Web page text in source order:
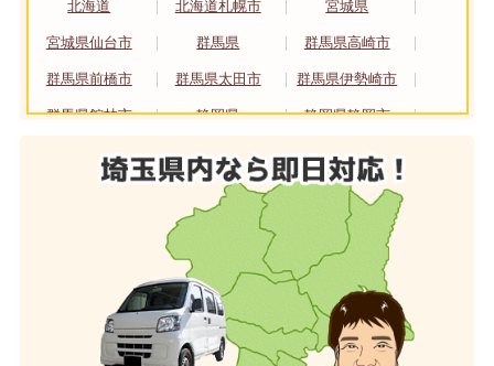
北海道 北海道札幌市 宮城県
宮城県仙台市 群馬県 群馬県高崎市
群馬県前橋市 群馬県太田市 群馬県伊勢崎市
群馬県館林市 静岡県 静岡県静岡市
静岡県浜松市 愛知県 愛知県名古屋市
大阪府大阪市 大阪府堺市
京都府京都市 広島県
福岡県北九州市
福岡県福岡市 熊本県 熊本県熊本市